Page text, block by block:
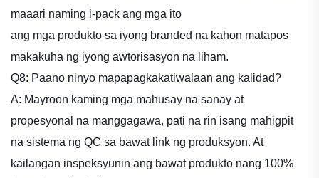
maaari naming i-pack ang mga ito
ang mga produkto sa iyong branded na kahon matapos
makakuha ng iyong awtorisasyon na liham.
Q8: Paano ninyo mapapagkakatiwalaan ang kalidad?
A: Mayroon kaming mga mahusay na sanay at
propesyonal na manggagawa, pati na rin isang mahigpit
na sistema ng QC sa bawat link ng produksyon. At
kailangan inspeksyunin ang bawat produkto nang 100%